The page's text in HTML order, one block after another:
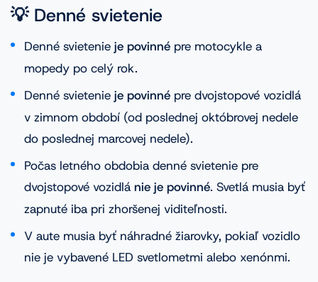
Kontakt
💡 Denné svietenie
Denné svietenieje povinné pre motocykle a
mopedy po celý rok.
Denné svietenieje povinné pre dvojstopové vozidlá
v zimnom období (od poslednej októbrovej nedele
do poslednej marcovej nedele).
Počas letného obdobia denné svietenie pre
dvojstopové vozidlá nie je povinné. Svetlá musia byť
zapnuté iba pri zhoršenej viditeľnosti.
V aute musia byť náhradné žiarovky, pokiaľ vozidlo
nie je vybavené LED svetlometmi alebo xenónmi.